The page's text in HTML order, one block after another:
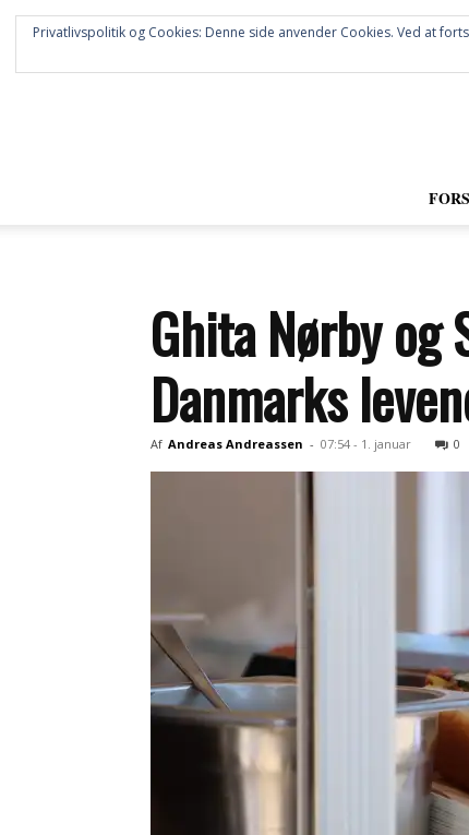
Ghita Nørby og
Danmarks
Af Andreas Andreassen - 07:54 - 1. januar 0
Privatlivspolitik og Cookies: Denne side anvender Cookies. Ved at